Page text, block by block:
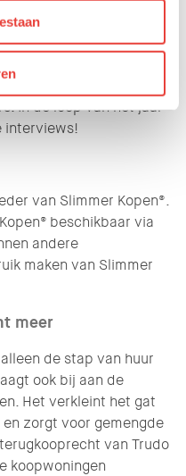
we heel wat
Sommige
keren van eigenaar.
al 25 jaar in handen zijn
In de loop van het jaar
interviews!
van Slimmer Kopen®.
beschikbaar via
andere
maken van Slimmer
meer
de stap van huur
ook bij aan de
Het verkleint het gat
zorgt voor gemengde
van Trudo
koopwoningen